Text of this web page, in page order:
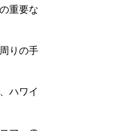
重要な
りの手
ハワイ